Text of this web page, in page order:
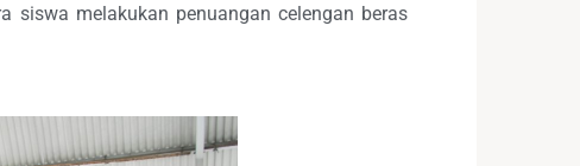
siswa melakukan penuangan celengan beras